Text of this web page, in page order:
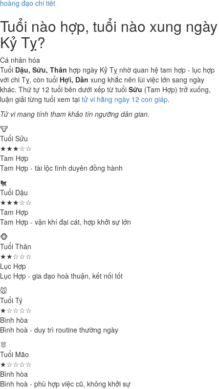
hoàng đạo chi tiết
Tuổi nào hợp, tuổi nào xung ngày
Kỷ Tỵ?
Cá nhân hóa
Tuổi Dậu, Sửu, Thân hợp ngày Kỷ Tỵ nhờ quan hệ tam hợp - lục hợp
với chi Tỵ, còn tuổi Hợi, Dần xung khắc nên lùi việc lớn sang ngày
khác. Thứ tự 12 tuổi bên dưới xếp từ tuổi Sửu (Tam Hợp) trở xuống,
luận giải từng tuổi xem tại tử vi hằng ngày 12 con giáp.
Tử vi mang tính tham khảo tín ngưỡng dân gian.
🐮
Tuổi Sửu
★★★☆☆
Tam Hợp
Tam Hợp - tài lộc tình duyên đồng hành
🐔
Tuổi Dậu
★★★☆☆
Tam Hợp
Tam Hợp - vận khí đại cát, hợp khởi sự lớn
🐵
Tuổi Thân
★★☆☆☆
Lục Hợp
Lục Hợp - gia đạo hoà thuận, kết nối tốt
🐭
Tuổi Tý
★☆☆☆☆
Bình hòa
Bình hoà - duy trì routine thường ngày
🐰
Tuổi Mão
★☆☆☆☆
Bình hòa
Bình hoà - phù hợp việc cũ, không khởi sự